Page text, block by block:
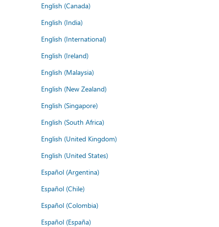
English (Canada)
English (India)
English (International)
English (Ireland)
English (Malaysia)
English (New Zealand)
English (Singapore)
English (South Africa)
English (United Kingdom)
English (United States)
Español (Argentina)
Español (Chile)
Español (Colombia)
Español (España)